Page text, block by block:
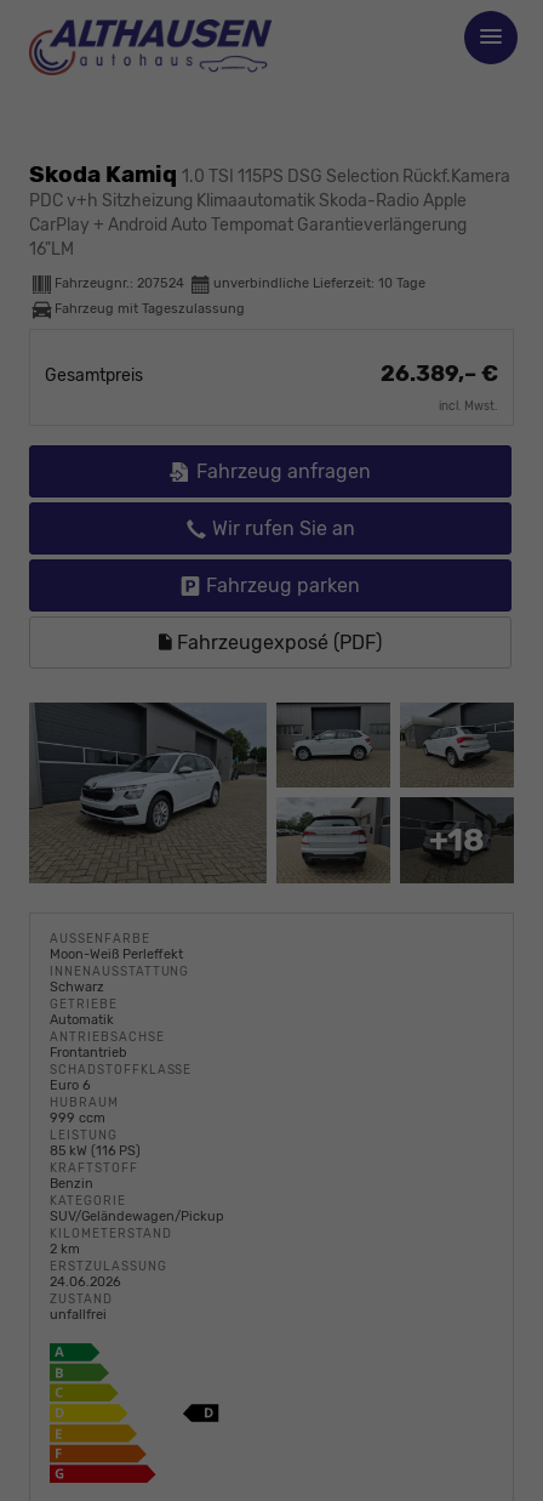
Skoda Kamiq 1.0 TSI 115PS DSG Selection Rückf.Kamera
PDC v+h Sitzheizung Klimaautomatik Skoda-Radio Apple
CarPlay + Android Auto Tempomat Garantieverlängerung
16"LM
Fahrzeugnr.: 207524 unverbindliche Lieferzeit: 10 Tage
Fahrzeug mit Tageszulassung
Gesamtpreis 26.389,– €
incl. Mwst.
Fahrzeug anfragen
Wir rufen Sie an
Fahrzeug parken
Fahrzeugexposé (PDF)
+18
AUSSENFARBE
Moon-Weiß Perleffekt
INNENAUSSTATTUNG
Schwarz
GETRIEBE
Automatik
ANTRIEBSACHSE
Frontantrieb
SCHADSTOFFKLASSE
Euro 6
HUBRAUM
999 ccm
LEISTUNG
85 kW (116 PS)
KRAFTSTOFF
Benzin
KATEGORIE
SUV/Geländewagen/Pickup
KILOMETERSTAND
2 km
ERSTZULASSUNG
24.06.2026
ZUSTAND
unfallfrei